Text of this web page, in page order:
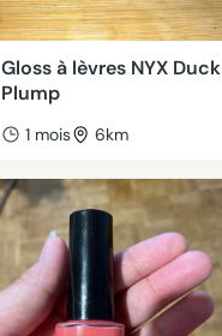
Gloss à lèvres NYX Duck
Plump
1 mois 6km